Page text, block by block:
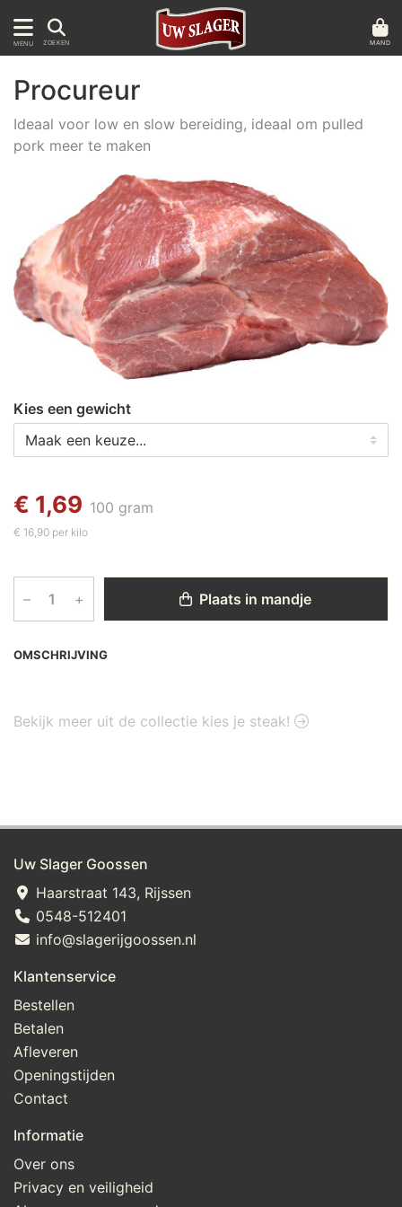
MENU ZOEKEN MAND
OMSCHRIJVING
Procureur
Ideaal voor low en slow bereiding, ideaal om pulled
pork meer te maken
Kies een gewicht
€ 1,69 100 gram
€ 16,90 per kilo
– + Plaats in mandje
Bekijk meer uit de collectie kies je steak!
Uw Slager Goossen
Haarstraat 143, Rijssen
0548-512401
info@slagerijgoossen.nl
Klantenservice
Bestellen
Betalen
Afleveren
Openingstijden
Contact
Informatie
Over ons
Privacy en veiligheid